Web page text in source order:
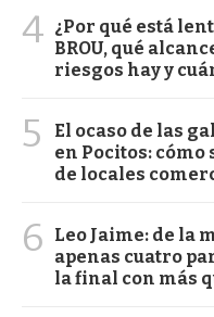
4 ¿Por qué está
BROU, qué
riesgos hay y
5
El ocaso de las
en Pocitos:
de locales
6
Leo Jaime: de la
apenas cuatro
la final con más